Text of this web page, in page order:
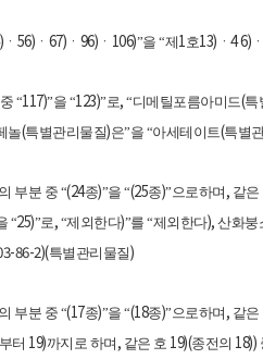
ㆍ 56) ㆍ 67) ㆍ 96) ㆍ 106)”을 “제1호13) ㆍ4 6)
중 “117)”을 “123)”로,“디메틸포름아미드(특
놀(특별관리물질)은”을 “아세테이트(특별
부분 중 “(24종)”을 “(25종)”으로하며 , 같은
“25)”로, “제외한다)”를 “제외한다),산화붕
86-2)(특별관리물질)
부분 중 “(17종)”을 “(18종)”으로하며 , 같은
부터 19)까지로 하며 , 같은 호 19)(종전의 18))